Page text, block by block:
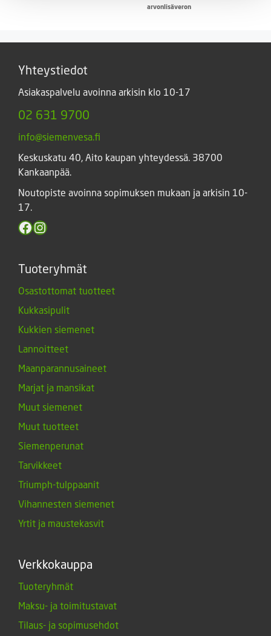
arvonlisäveron
Yhteystiedot
Asiakaspalvelu avoinna arkisin klo 10-17
02 631 9700
info@siemenvesa.fi
Keskuskatu 40, Aito kaupan yhteydessä. 38700
Kankaanpää.
Noutopiste avoinna sopimuksen mukaan ja arkisin 10-
17.
Facebook
Instagram
Tuoteryhmät
Osastottomat tuotteet
Kukkasipulit
Kukkien siemenet
Lannoitteet
Maanparannusaineet
Marjat ja mansikat
Muut siemenet
Muut tuotteet
Siemenperunat
Tarvikkeet
Triumph-tulppaanit
Vihannesten siemenet
Yrtit ja maustekasvit
Verkkokauppa
Tuoteryhmät
Maksu- ja toimitustavat
Tilaus- ja sopimusehdot